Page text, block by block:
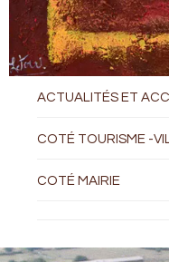
ACTUALITÉS ET
COTÉ TOURISME -
COTÉ MAIRIE